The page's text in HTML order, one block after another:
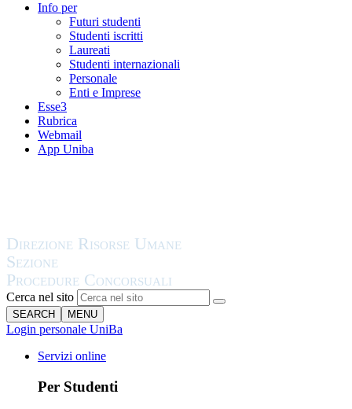
Info per
Futuri studenti
Studenti iscritti
Laureati
Studenti internazionali
Personale
Enti e Imprese
Esse3
Rubrica
Webmail
App Uniba
Cerca nel sito
SEARCH MENU
Login personale UniBa
Servizi online
Per Studenti